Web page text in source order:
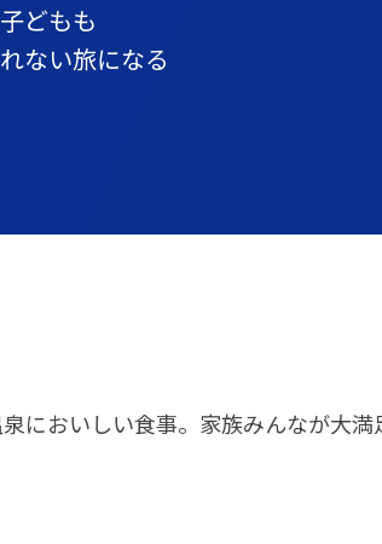
どもも
ない旅になる
においしい食事。家族みんなが大満